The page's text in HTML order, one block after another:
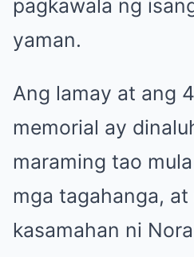
pagkawala ng
yaman.
Ang lamay at ang
memorial ay
maraming tao
mga tagahanga, at
kasamahan ni